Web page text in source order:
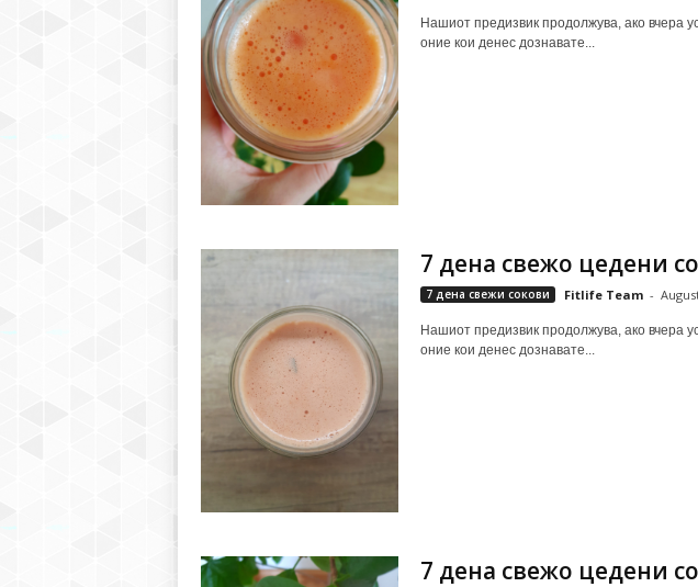
Нашиот предизвик продолжува, ако вчера
оние кои денес дознавате...
7 дена свежо цедени
7 дена свежи сокови Fitlife Team -
Нашиот предизвик продолжува, ако вчера
оние кои денес дознавате...
7 дена свежо цедени